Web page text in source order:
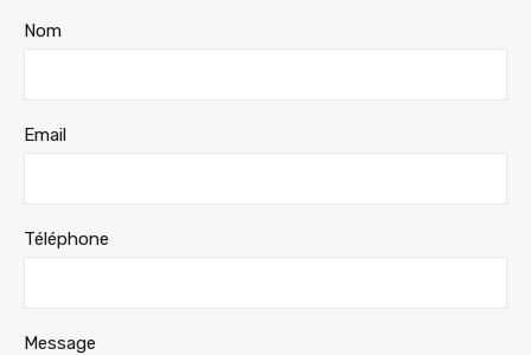
Nom
Email
Téléphone
Message